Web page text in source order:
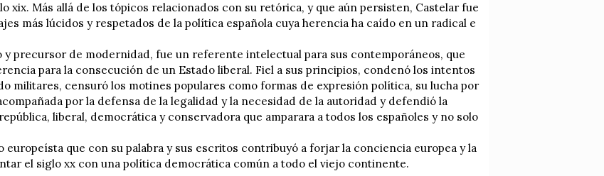
xix. Más allá de los tópicos relacionados con su retórica, y que aún persisten, Castelar fue
más lúcidos y respetados de la política española cuya herencia ha caído en un radical e
y precursor de modernidad, fue un referente intelectual para sus contemporáneos, que
para la consecución de un Estado liberal. Fiel a sus principios, condenó los intentos
militares, censuró los motines populares como formas de expresión política, su lucha por
por la defensa de la legalidad y la necesidad de la autoridad y defendió la
liberal, democrática y conservadora que amparara a todos los españoles y no solo
europeísta que con su palabra y sus escritos contribuyó a forjar la conciencia europea y la
el siglo xx con una política democrática común a todo el viejo continente.